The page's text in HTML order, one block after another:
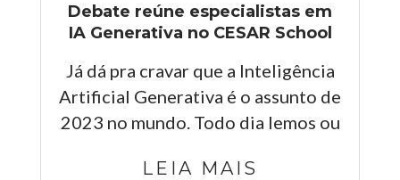
Debate reúne especialistas em
IA Generativa no CESAR School
Já dá pra cravar que a Inteligência
Artificial Generativa é o assunto de
2023 no mundo. Todo dia lemos ou
LEIA MAIS